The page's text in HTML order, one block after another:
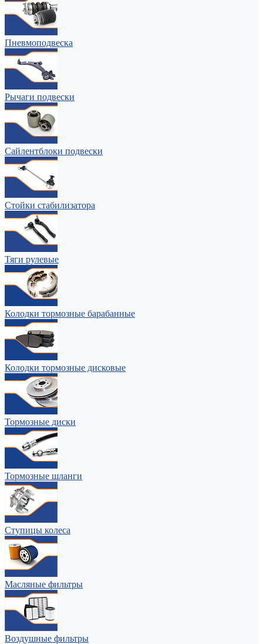
Пневмоподвеска
Рычаги подвески
Сайлентблоки подвески
Стойки стабилизатора
Тяги рулевые
Колодки тормозные барабанные
Колодки тормозные дисковые
Тормозные диски
Тормозные шланги
Ступицы колеса
Масляные фильтры
Воздушные фильтры